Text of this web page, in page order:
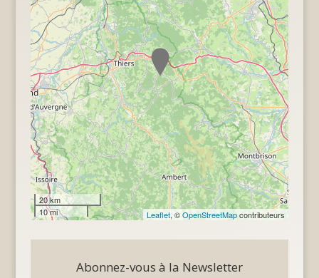
20 km
10 mi
Leaflet, ©OpenStreetMapcontributeurs
Abonnez-vous à la Newsletter